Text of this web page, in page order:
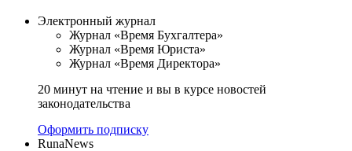
Электронный журнал
Журнал «Время Бухгалтера»
Журнал «Время Юриста»
Журнал «Время Директора»
20 минут на чтение и вы в курсе новостей
законодательства
Оформить подписку
RunaNews